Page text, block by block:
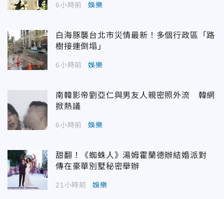
6小時前 娛樂
白海豚襲台北市災情最新！多個行政區「路
樹接連倒塌」
6小時前 娛樂
南韓影帝劉亞仁與男友人親密照外流 韓網
掀熱議
6小時前 娛樂
甜翻！《蜘蛛人》湯姆霍蘭德辦結婚派對
傳在豪華別墅秘密舉辦
21小時前 娛樂